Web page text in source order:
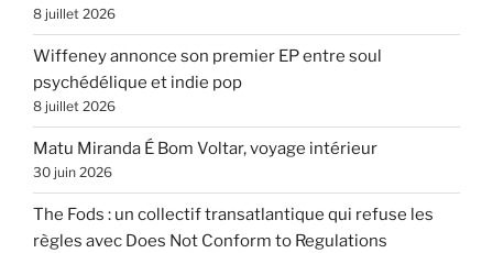
8 juillet 2026
Wiffeney annonce son premier EP entre soul
psychédélique et indie pop
8 juillet 2026
Matu Miranda É Bom Voltar, voyage intérieur
30 juin 2026
The Fods : un collectif transatlantique qui refuse les
règles avec Does Not Conform to Regulations